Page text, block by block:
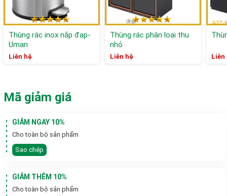
Thùng rác inox nắp đạp-
Uman
Liên hệ
Thùng rác phân loại thu
nhỏ
Liên hệ Liên
Mã giảm giá
GIẢM NGAY 10%
Cho toàn bộ sản phẩm
Sao chép
GIẢM THÊM 10%
Cho toàn bộ sản phẩm